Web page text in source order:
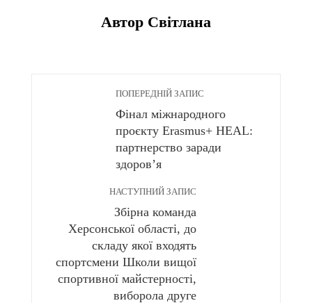
Автор Світлана
ПОПЕРЕДНІЙ ЗАПИС
Фінал міжнародного
проєкту Erasmus+ HEAL:
партнерство заради
здоровʼя
НАСТУПНИЙ ЗАПИС
Збірна команда
Херсонської області, до
складу якої входять
спортсмени Школи вищої
спортивної майстерності,
виборола друге